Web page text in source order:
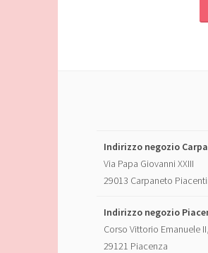
Indirizzo negozio
Via Papa Giovanni XXIII
29013 Carpaneto
Indirizzo negozio
Corso Vittorio Emanuele
29121 Piacenza